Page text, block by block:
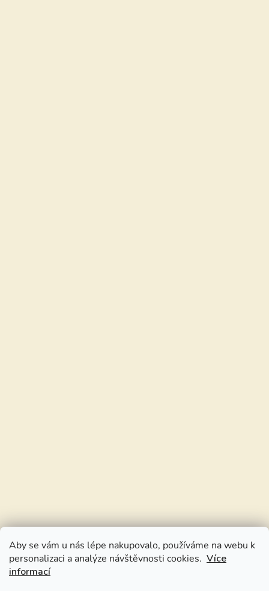
Aby se vám u nás lépe nakupovalo, používáme na webu k
personalizaci a analýze návštěvnosti cookies. Více
informací